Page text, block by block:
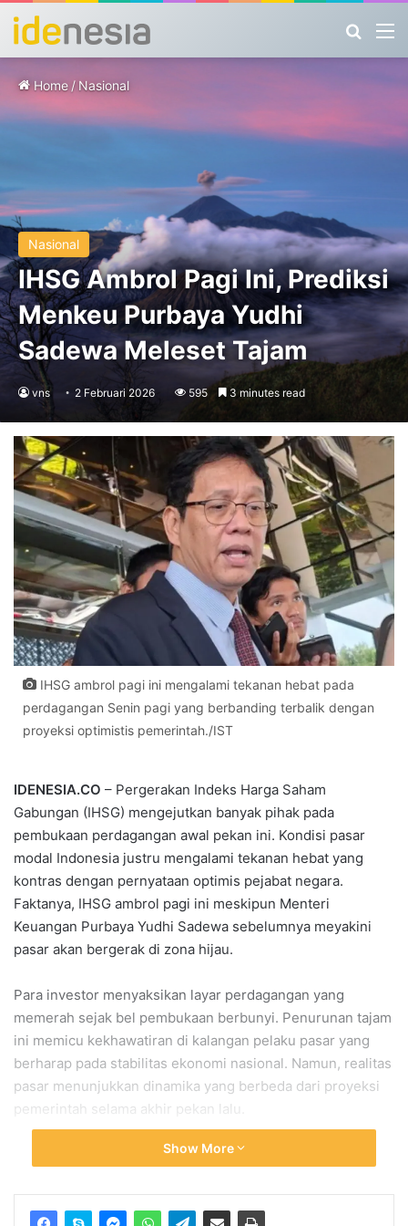
Home / Nasional
Nasional
IHSG Ambrol Pagi Ini, Prediksi
Menkeu Purbaya Yudhi
Sadewa Meleset Tajam
vns 2 Februari 2026 595 3 minutes read
IHSG ambrol pagi ini mengalami tekanan hebat pada
perdagangan Senin pagi yang berbanding terbalik dengan
proyeksi optimistis pemerintah./IST
IDENESIA.CO – Pergerakan Indeks Harga Saham
Gabungan (IHSG) mengejutkan banyak pihak pada
pembukaan perdagangan awal pekan ini. Kondisi pasar
modal Indonesia justru mengalami tekanan hebat yang
kontras dengan pernyataan optimis pejabat negara.
Faktanya, IHSG ambrol pagi ini meskipun Menteri
Keuangan Purbaya Yudhi Sadewa sebelumnya meyakini
pasar akan bergerak di zona hijau.
Para investor menyaksikan layar perdagangan yang
memerah sejak bel pembukaan berbunyi. Penurunan tajam
ini memicu kekhawatiran di kalangan pelaku pasar yang
berharap pada stabilitas ekonomi nasional. Namun, realitas
pasar menunjukkan dinamika yang berbeda dari proyeksi
pemerintah selama akhir pekan lalu.
IHSG Ambrol Pagi Ini Hingga
Terjun Hampir 5 Persen
Show More